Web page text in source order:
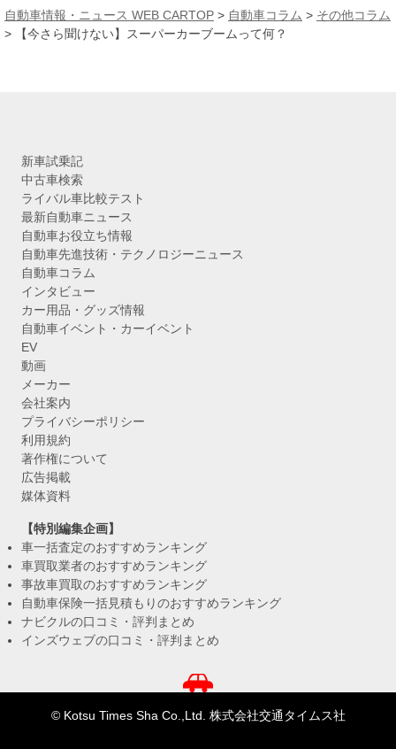
カ
イ
自動車情報・ニュース WEB CARTOP > 自動車コラム > その他コラム
>
【今さら聞けない】スーパーカーブームって何？
新車試乗記
中古車検索
ライバル車比較テスト
最新自動車ニュース
自動車お役立ち情報
自動車先進技術・テクノロジーニュース
自動車コラム
インタビュー
カー用品・グッズ情報
自動車イベント・カーイベント
EV
動画
メーカー
会社案内
プライバシーポリシー
利用規約
著作権について
広告掲載
媒体資料
【特別編集企画】
車一括査定のおすすめランキング
車買取業者のおすすめランキング
事故車買取のおすすめランキング
自動車保険一括見積もりのおすすめランキング
ナビクルの口コミ・評判まとめ
インズウェブの口コミ・評判まとめ
© Kotsu Times Sha Co.,Ltd. 株式会社交通タイムス社